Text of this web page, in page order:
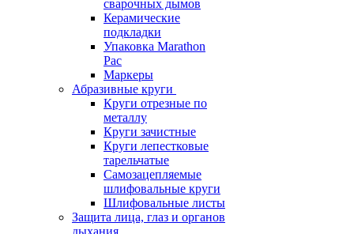
сварочных дымов
Керамические
подкладки
Упаковка Marathon
Pac
Маркеры
Абразивные круги
Круги отрезные по
металлу
Круги зачистные
Круги лепестковые
тарельчатые
Самозацепляемые
шлифовальные круги
Шлифовальные листы
Защита лица, глаз и органов
дыхания